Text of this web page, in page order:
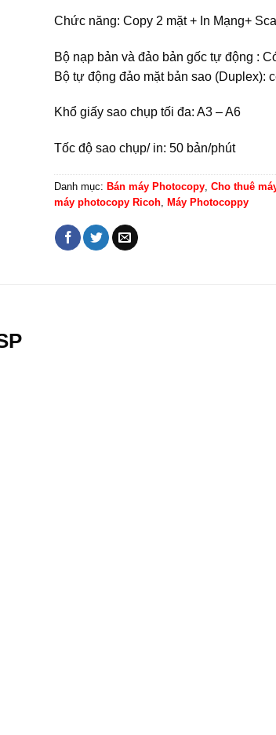
Chức năng: Copy 2 mặt + In Mạng+
Bộ nạp bản và đảo bản gốc tự động :
Bộ tự động đảo mặt bản sao (Duplex):
Khổ giấy sao chụp tối đa: A3 – A6
Tốc độ sao chụp/ in: 50 bản/phút
Danh mục: Bán máy Photocopy, Cho thuê
máy photocopy Ricoh, Máy Photocoppy